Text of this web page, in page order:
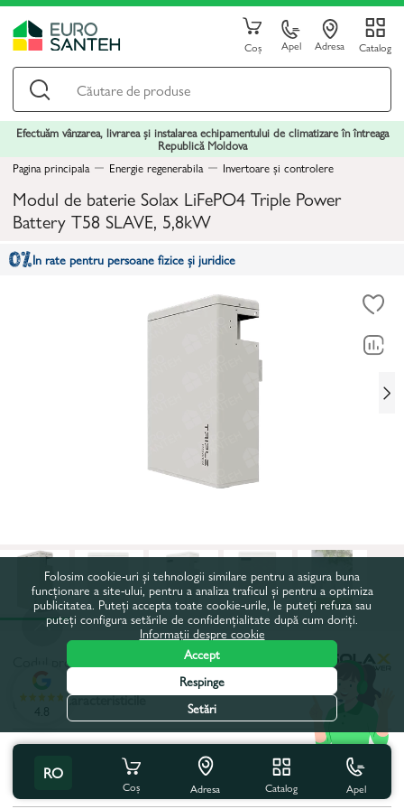
Coș Apel Adresa Catalog
Efectuăm vânzarea, livrarea și instalarea echipamentului de climatizare în întreaga
Republică Moldova
Pagina principala
Energie regenerabila Invertoare și controlere
Modul de baterie Solax LiFePO4 Triple Power
Battery T58 SLAVE, 5,8kW
In rate pentru persoane fizice și juridice
Codul produsului:
Toate caracteristicile
Specificațiile produsului
IP65
RO
Coș Adresa Catalog Apel
4.8
Folosim cookie-uri și tehnologii similare pentru a asigura buna
funcționare a site-ului, pentru a analiza traficul și pentru a optimiza
publicitatea. Puteți accepta toate cookie-urile, le puteți refuza sau
puteți configura setările de confidențialitate după cum doriți.
Informații despre cookie
Accept
Respinge
Setări